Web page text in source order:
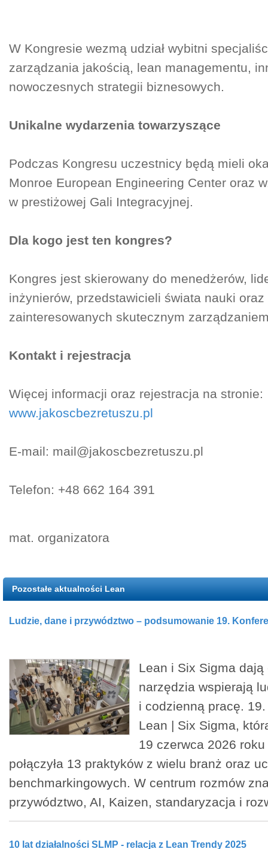
W Kongresie wezmą udział wybitni
zarządzania jakością, lean managementu,
nowoczesnych strategii biznesowych.
Unikalne wydarzenia towarzyszące
Podczas Kongresu uczestnicy będą mieli
Monroe European Engineering Center oraz
w prestiżowej Gali Integracyjnej.
Dla kogo jest ten kongres?
Kongres jest skierowany do menedżerów,
inżynierów, przedstawicieli świata nauki
zainteresowanych skutecznym
Kontakt i rejestracja
Więcej informacji oraz rejestracja na stronie:
www.jakoscbezretuszu.pl
E-mail: mail@jakoscbezretuszu.pl
Telefon: +48 662 164 391
mat. organizatora
Pozostałe aktualności Lean
Ludzie, dane i przywództwo – podsumowanie 19.
Lean i Six Sigma
narzędzia wspierają
i codzienną pracę.
Lean | Six Sigma,
19 czerwca 2026 roku
połączyła 13 praktyków z wielu branż oraz
benchmarkingowych. W centrum rozmów
przywództwo, AI, Kaizen, standaryzacja i
10 lat działalności SLMP - relacja z Lean Trendy 2025